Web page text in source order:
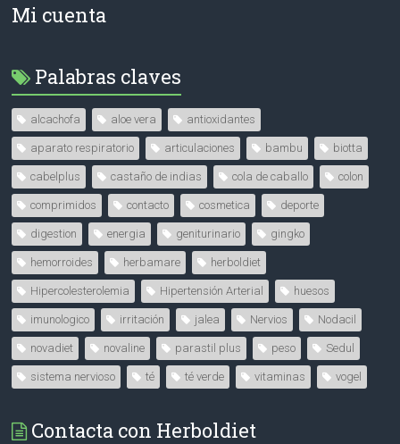
Mi cuenta
Palabras claves
alcachofa aloe vera antioxidantes
aparato respiratorio articulaciones bambu biotta
cabelplus castaño de indias cola de caballo colon
comprimidos contacto cosmetica deporte
digestion energia geniturinario gingko
hemorroides herbamare herboldiet
Hipercolesterolemia Hipertensión Arterial huesos
imunologico irritación jalea Nervios Nodacil
novadiet novaline parastil plus peso Sedul
sistema nervioso té té verde vitaminas vogel
Contacta con Herboldiet